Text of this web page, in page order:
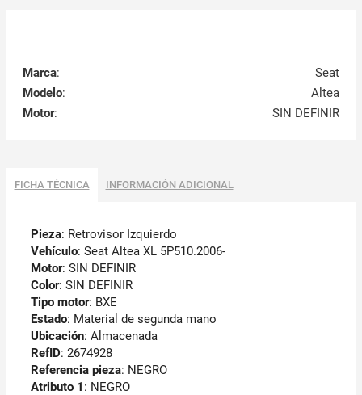
Marca:
Seat
Modelo:
Altea
Motor: SIN DEFINIR
FICHA TÉCNICA INFORMACIÓN ADICIONAL
Pieza: Retrovisor Izquierdo
Vehículo: Seat Altea XL 5P510.2006-
Motor: SIN DEFINIR
Color: SIN DEFINIR
Tipo motor: BXE
Estado: Material de segunda mano
Ubicación: Almacenada
RefID: 2674928
Referencia pieza: NEGRO
Atributo 1 : NEGRO